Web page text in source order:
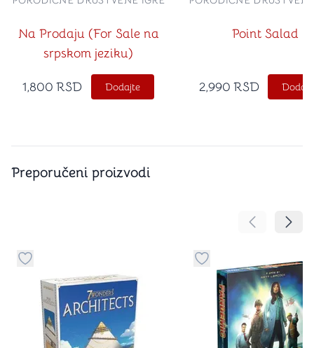
Na Prodaju (For Sale na
srpskom jeziku)
1,800 RSD Dodajte
Point Salad
2,990 RSD
Preporučeni proizvodi
Pomeranje
Dugme za dodavanje stvari u kategoriju omiljeno
Dugme za dodavanje